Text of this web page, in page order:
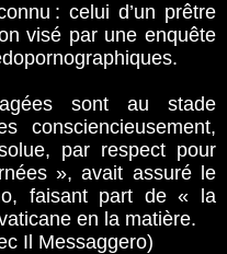
: celui d’un prêtre
visé par une enquête
sont au stade
consciencieusement,
par respect pour
», avait assuré le
faisant part de « la
en la matière.
Il Messaggero)